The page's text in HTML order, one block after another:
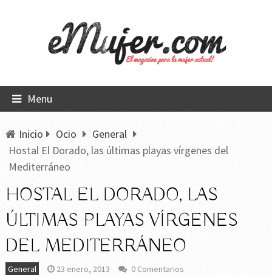
Menu
Inicio Ocio
General
Hostal El Dorado, las últimas playas vírgenes del
Mediterráneo
HOSTAL EL DORADO, LAS
ÚLTIMAS PLAYAS VÍRGENES
DEL MEDITERRÁNEO
General 23 enero, 2013
0 Comentarios